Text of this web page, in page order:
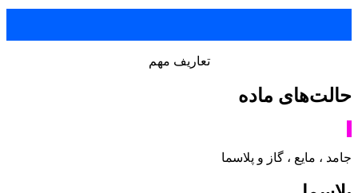
تعاریف مهم
حالت‌های ماده
جامد ، مایع ، گاز و پلاسما